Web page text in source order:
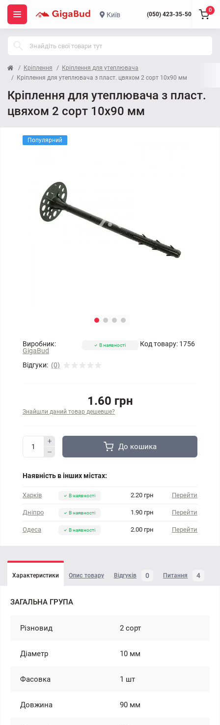
Київ (050) 423-35-50
0
Кріплення
Кріплення для утеплювача
Кріплення для утеплювача з пласт. цвяхом 2 сорт 10x90 мм
Кріплення для утеплювача з пласт.
цвяхом 2 сорт 10x90 мм
Популярний
Виробник:
GigaBud
Код товару: 1756
Відгуки: (0)
В наявності
1.60 грн
Знайшли даний товар дешевше?
До кошика
Наявність в інших містах:
Харків В наявності 2.20 грн Перейти
Дніпро В наявності 1.90 грн Перейти
Одеса В наявності 2.00 грн Перейти
Характеристики Опис товару Відгуків 0 Питання 4
ЗАГАЛЬНА ГРУПА
Різновид 2 сорт
Діаметр 10 мм
Фасовка 1 шт
Довжина 90 мм